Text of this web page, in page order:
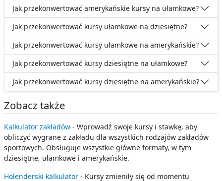
Jak przekonwertować amerykańskie kursy na ułamkowe?
Jak przekonwertować kursy ułamkowe na dziesiętne?
Jak przekonwertować kursy ułamkowe na amerykańskie?
Jak przekonwertować kursy dziesiętne na ułamkowe?
Jak przekonwertować kursy dziesiętne na amerykańskie?
Zobacz także
Kalkulator zakładów - Wprowadź swoje kursy i stawkę, aby
obliczyć wygrane z zakładu dla wszystkich rodzajów zakładów
sportowych. Obsługuje wszystkie główne formaty, w tym
dziesiętne, ułamkowe i amerykańskie.
Holenderski kalkulator - Kursy zmieniły się od momentu